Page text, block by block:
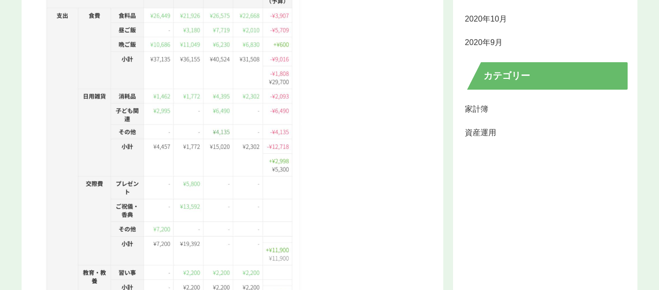
2020年10月
2020年9月
カテゴリー
家計簿
資産運用